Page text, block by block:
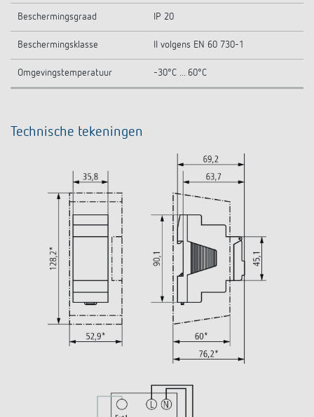
Beschermingsgraad IP 20
Beschermingsklasse II volgens EN 60 730-1
Omgevingstemperatuur -30°C ... 60°C
Technische tekeningen